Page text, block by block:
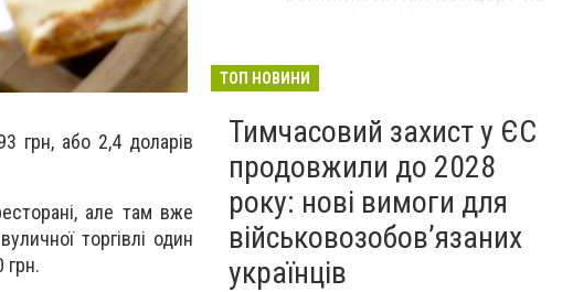
грн, або 2,4 доларів
але там вже
торгівлі один
грн.
ТОП НОВИНИ
Тимчасовий захист у ЄС
продовжили до 2028
року: нові вимоги для
військовозобов’язаних
українців